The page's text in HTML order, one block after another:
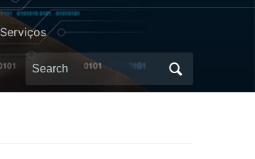
Serviços
Search
for: